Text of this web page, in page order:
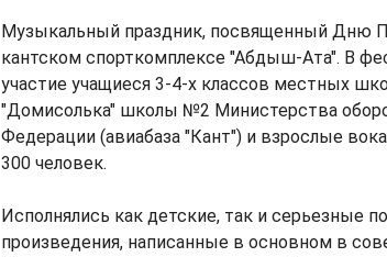
Музыкальный праздник, посвященный Дню
кантском спорткомплексе "Абдыш-Ата". В
участие учащиеся 3-4-х классов местных
"Домисолька" школы №2 Министерства
Федерации (авиабаза "Кант") и взрослые
300 человек.
Исполнялись как детские, так и серьезные
произведения, написанные в основном в